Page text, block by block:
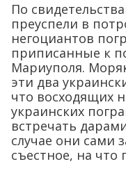
По
преуспели в
негоциантов
приписанные к
Мариуполя.
эти два
что восходящих
украинских
встречать
случае они сами
съестное, на что